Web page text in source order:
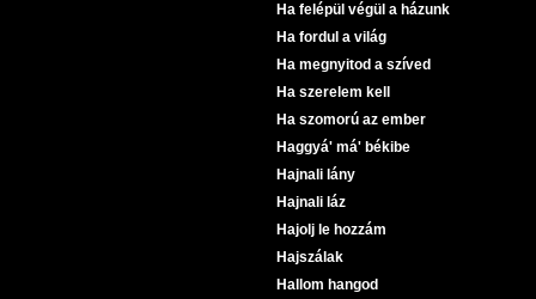
Ha felépül végül a házunk
Ha fordul a világ
Ha megnyitod a szíved
Ha szerelem kell
Ha szomorú az ember
Haggyá' má' békibe
Hajnali lány
Hajnali láz
Hajolj le hozzám
Hajszálak
Hallom hangod